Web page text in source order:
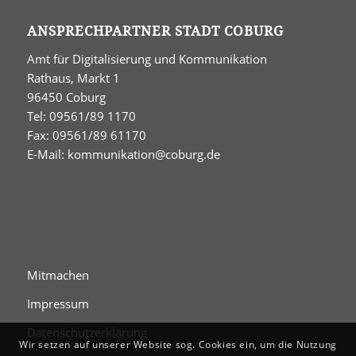
ANSPRECHPARTNER STADT COBURG
Amt für Digitalisierung und Kommunikation
Rathaus, Markt 1
96450 Coburg
Tel: 09561/89 1170
Fax: 09561/89 61170
E-Mail: kommunikation@coburg.de
Mitmachen
Impressum
Datenschutzerklärung
Wir setzen auf unserer Website sog. Cookies ein, um die Nutzung